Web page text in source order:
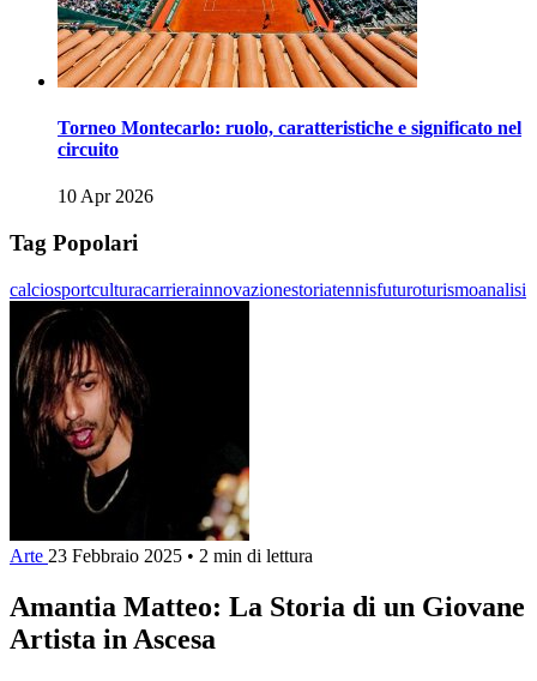
Torneo Montecarlo: ruolo, caratteristiche e significato nel
circuito
10 Apr 2026
Tag Popolari
calciosportculturacarrierainnovazionestoriatennisfuturoturismoanalisi
Arte 23 Febbraio 2025 • 2 min di lettura
Amantia Matteo: La Storia di un Giovane
Artista in Ascesa